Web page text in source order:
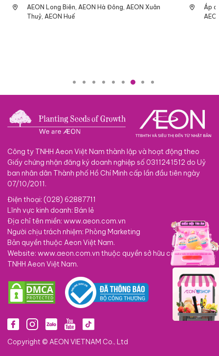
AEON Long Biên, AEON Hà Đông, AEON Xuân
Thuỷ, AEON Huế
Áp
Công ty TNHH Aeon Việt Nam thành lập và hoạt động theo
Giấy chứng nhận đăng ký doanh nghiệp số 0311241512 do Uỷ
ban nhân dân Thành phố Hồ Chí Minh cấp lần đầu tiên ngày
07/10/2011.
Điện thoại: (028) 62887711
Lĩnh vực kinh doanh: Bán lẻ
Địa chỉ tên miền: www.aeon.com.vn
Người chịu trách nhiệm: Phòng Marketing
Bản quyền thuộc Aeon Việt Nam.
Website: www.aeon.com.vn thuộc quyền sở hữu của Công ty
TNHH Aeon Việt Nam.
Copyright © AEON VIETNAM Co., Ltd